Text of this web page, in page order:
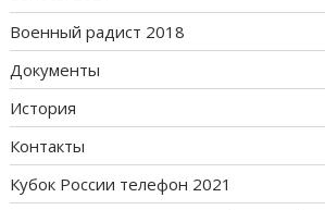
Военный радист 2018
Документы
История
Контакты
Кубок России телефон 2021